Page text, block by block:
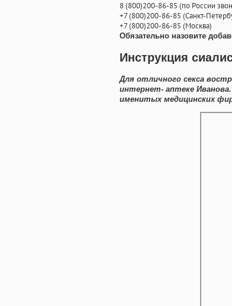
8(800)200-86-85 (по России
+7(800)200-86-85 (Санкт-
+7(800)200-86-85 (Москва)
Обязательно назовите
Инструкция
Для отличного секса
интернет- аптеке
именитых медицинских